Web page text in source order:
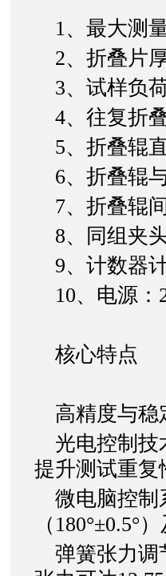
1、最大测
2、折叠片
3、试样负
4、往复折
5、折叠辊
6、折叠辊
7、折叠辊
8、同组夹
9、计数器
10、电源：
核心特点
高精度与稳
光电控制技
提升测试重复
微电脑控制
（180°±0.5°
弹簧张力调